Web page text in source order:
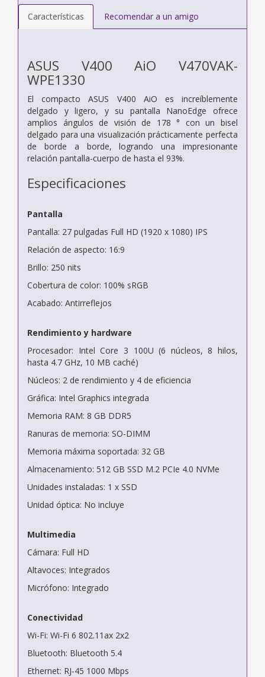
Características Recomendar a un amigo
ASUS V400 AiO V470VAK-
WPE1330
El compacto ASUS V400 AiO es increíblemente
delgado y ligero, y su pantalla NanoEdge ofrece
amplios ángulos de visión de 178 ° con un bisel
delgado para una visualización prácticamente perfecta
de borde a borde, logrando una impresionante
relación pantalla-cuerpo de hasta el 93%.
Especificaciones
Pantalla
Pantalla: 27 pulgadas Full HD (1920 x 1080) IPS
Relación de aspecto: 16:9
Brillo: 250 nits
Cobertura de color: 100% sRGB
Acabado: Antirreflejos
Rendimiento y hardware
Procesador: Intel Core 3 100U (6 núcleos, 8 hilos,
hasta 4.7 GHz, 10 MB caché)
Núcleos: 2 de rendimiento y 4 de eficiencia
Gráfica: Intel Graphics integrada
Memoria RAM: 8 GB DDR5
Ranuras de memoria: SO-DIMM
Memoria máxima soportada: 32 GB
Almacenamiento: 512 GB SSD M.2 PCIe 4.0 NVMe
Unidades instaladas: 1 x SSD
Unidad óptica: No incluye
Multimedia
Cámara: Full HD
Altavoces: Integrados
Micrófono: Integrado
Conectividad
Wi-Fi: Wi-Fi 6 802.11ax 2x2
Bluetooth: Bluetooth 5.4
Ethernet: RJ-45 1000 Mbps